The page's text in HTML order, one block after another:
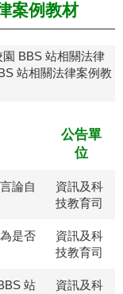
案例教材
園 BBS 站相關法律
站相關法律案例教
公告單
位
論自
資訊及科
技教育司
是否
資訊及科
技教育司
站
資訊及科